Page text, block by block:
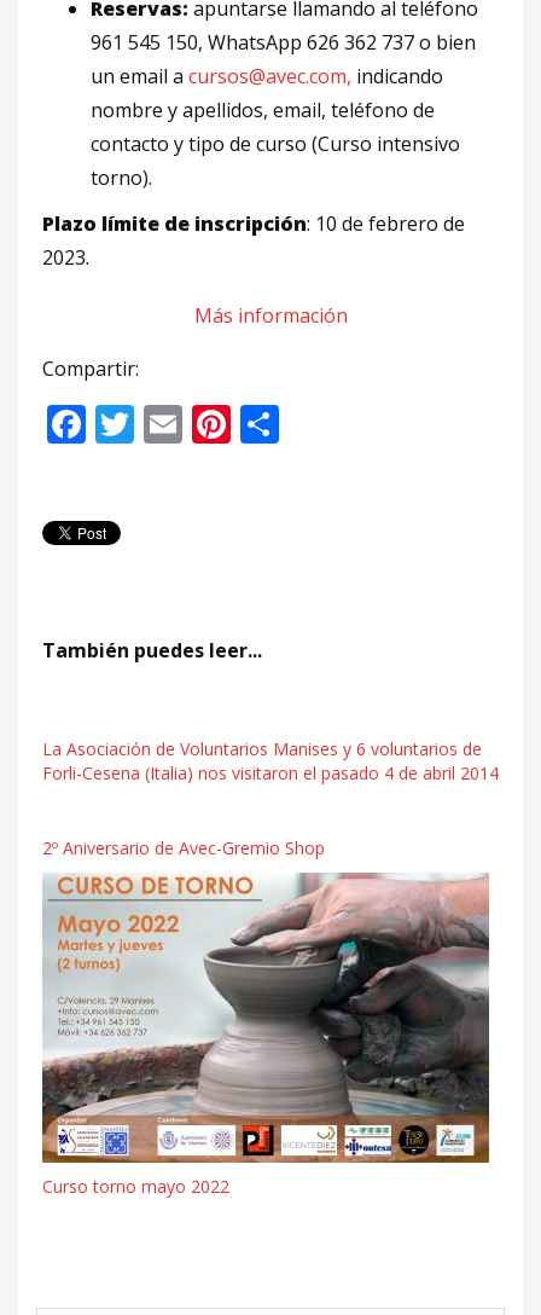
Reservas: apuntarse llamando al teléfono
961 545 150, WhatsApp 626 362 737 o bien
un email a cursos@avec.com, indicando
nombre y apellidos, email, teléfono de
contacto y tipo de curso (Curso intensivo
torno).
Plazo límite de inscripción: 10 de febrero de
2023.
Más información
Compartir:
Facebook
Twitter
EmailPinterest
También puedes leer...
La Asociación de Voluntarios Manises y 6 voluntarios de
Forli-Cesena (Italia) nos visitaron el pasado 4 de abril 2014
2º Aniversario de Avec-Gremio Shop
Curso torno mayo 2022